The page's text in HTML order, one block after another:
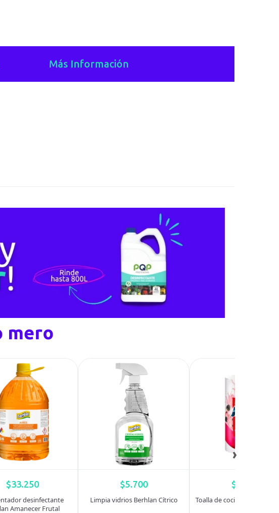
Más Información
mero
$33.250
desinfectante
Amanecer Frutal
$5.700
Limpia vidrios Berhlan Cítrico
$
Toalla de cocina Nube x
›